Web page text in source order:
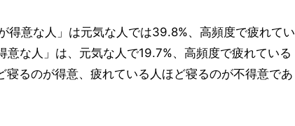
得意な人」は元気な人では39.8%、高頻度で疲れてい
意な人」は、元気な人で19.7%、高頻度で疲れている
寝るのが得意、疲れている人ほど寝るのが不得意であ